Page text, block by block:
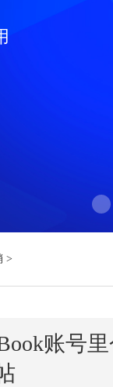
>
账号